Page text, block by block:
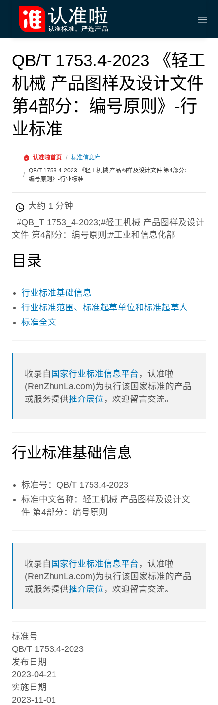
QB/T 1753.4-2023 《轻工
机械 产品图样及设计文件
第4部分：编号原则》-行
业标准
🏠 认准啦首页 / 标准信息库
/
QB/T 1753.4-2023 《轻工机械 产品图样及设计文件 第4部分：
编号原则》-行业标准
大约 1 分钟
#QB_T 1753_4-2023;#轻工机械 产品图样及设计
文件 第4部分：编号原则;#工业和信息化部
目录
行业标准基础信息
行业标准范围、标准起草单位和标准起草人
标准全文
收录自 国家行业标准信息平台 ，认准啦
(RenZhunLa.com)为执行该国家标准的产品
或服务提供推介展位 ，欢迎留言交流。
行业标准基础信息
标准号：QB/T 1753.4-2023
标准中文名称：轻工机械 产品图样及设计文
件 第4部分：编号原则
收录自 国家行业标准信息平台 ，认准啦
(RenZhunLa.com)为执行该国家标准的产品
或服务提供推介展位 ，欢迎留言交流。
标准号
QB/T 1753.4-2023
发布日期
2023-04-21
实施日期
2023-11-01